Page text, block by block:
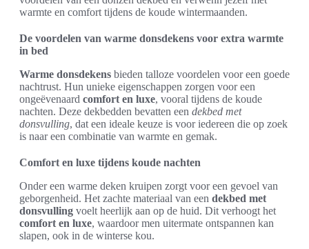
warmte en comfort tijdens de koude wintermaanden.
De voordelen van warme donsdekens voor extra warmte
in bed
Warme donsdekens bieden talloze voordelen voor een goede
nachtrust. Hun unieke eigenschappen zorgen voor een
ongeëvenaard comfort en luxe, vooral tijdens de koude
nachten. Deze dekbedden bevatten een dekbed met
donsvulling, dat een ideale keuze is voor iedereen die op zoek
is naar een combinatie van warmte en gemak.
Comfort en luxe tijdens koude nachten
Onder een warme deken kruipen zorgt voor een gevoel van
geborgenheid. Het zachte materiaal van een dekbed met
donsvulling voelt heerlijk aan op de huid. Dit verhoogt het
comfort en luxe, waardoor men uitermate ontspannen kan
slapen, ook in de winterse kou.